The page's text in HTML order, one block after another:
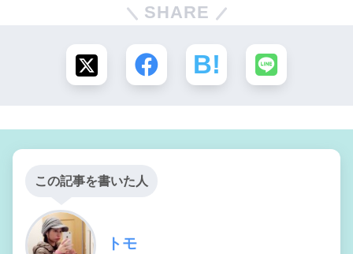
SHARE
この記事を書いた人
トモ